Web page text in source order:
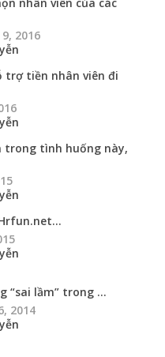
2016
trợ tiền nhân viên đi
trong tình huống này,
“sai lầm” trong ...
2014